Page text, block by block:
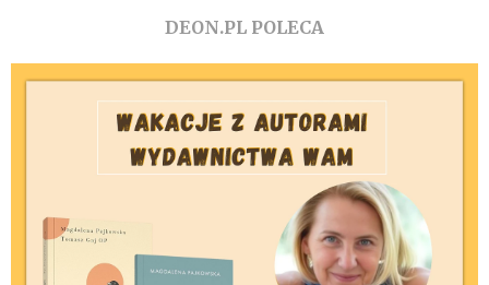
DEON.PL POLECA